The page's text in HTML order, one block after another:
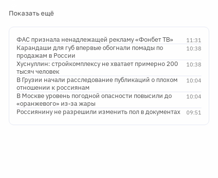
Показать ещё
11:31
ФАС признала ненадлежащей рекламу «Фонбет ТВ»
10:38
Карандаши для губ впервые обогнали помады по
продажам в России
10:38
Хуснуллин: стройкомплексу не хватает примерно 200
тысяч человек
10:04
В Грузии начали расследование публикаций о плохом
отношении к россиянам
10:04
В Москве уровень погодной опасности повысили до
«оранжевого» из-за жары
09:51
Россиянину не разрешили изменить пол в документах